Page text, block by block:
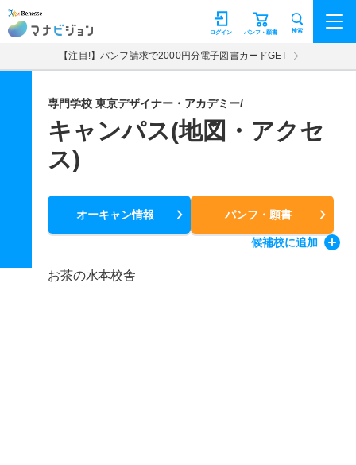
マナビジョン パンフ・願書
ログイン 検索
【注目!】パンフ請求で2000円分電子図書カードGET
専門学校 東京デザイナー・アカデミー/
キャンパス(地図・アクセ
ス)
オーキャン情報 パンフ・願書
候補校に追加
お茶の水本校舎